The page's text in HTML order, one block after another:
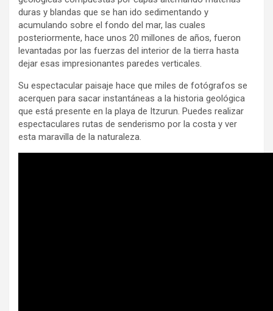
duras y blandas que se han ido sedimentando y
acumulando sobre el fondo del mar, las cuales
posteriormente, hace unos 20 millones de años, fueron
levantadas por las fuerzas del interior de la tierra hasta
dejar esas impresionantes paredes verticales.
Su espectacular paisaje hace que miles de fotógrafos se
acerquen para sacar instantáneas a la historia geológica
que está presente en la playa de Itzurun. Puedes realizar
espectaculares rutas de senderismo por la costa y ver
esta maravilla de la naturaleza.